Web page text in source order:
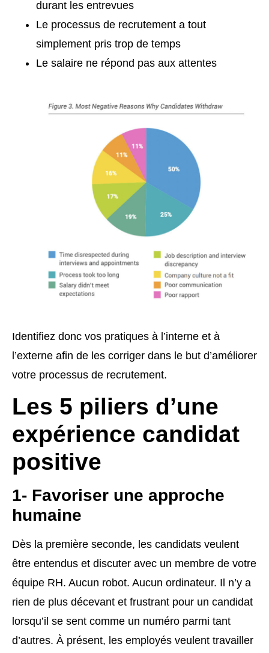
durant les entrevues
Le processus de recrutement a tout
simplement pris trop de temps
Le salaire ne répond pas aux attentes
Identifiez donc vos pratiques à l’interne et à
l’externe afin de les corriger dans le but d’améliorer
votre processus de recrutement.
Les 5 piliers d’une
expérience candidat
positive
1- Favoriser une approche
humaine
Dès la première seconde, les candidats veulent
être entendus et discuter avec un membre de votre
équipe RH. Aucun robot. Aucun ordinateur. Il n’y a
rien de plus décevant et frustrant pour un candidat
lorsqu’il se sent comme un numéro parmi tant
d’autres. À présent, les employés veulent travailler